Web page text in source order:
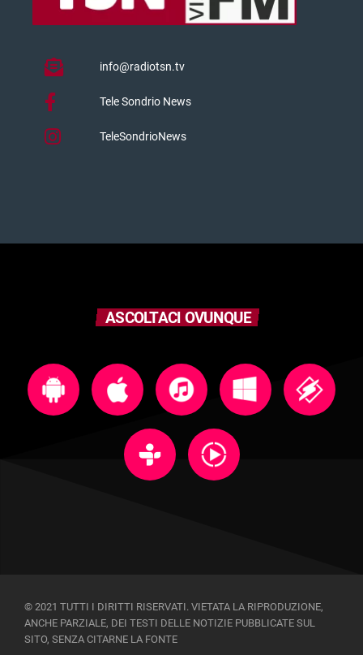
info@radiotsn.tv
Tele Sondrio News
TeleSondrioNews
ASCOLTACI OVUNQUE
© 2021 TUTTI I DIRITTI RISERVATI. VIETATA LA RIPRODUZIONE,
ANCHE PARZIALE, DEI TESTI DELLE NOTIZIE PUBBLICATE SUL
SITO, SENZA CITARNE LA FONTE